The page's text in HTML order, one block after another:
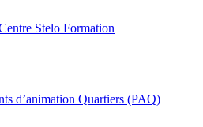
Stelo Formation
d’animation Quartiers (PAQ)